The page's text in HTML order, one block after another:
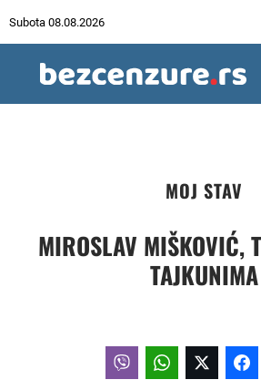
Subota 08.08.2026
MOJ STAV
MIROSLAV MIŠKOVIĆ,
TAJKUNIMA